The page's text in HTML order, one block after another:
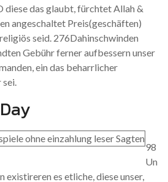
diese das glaubt, fürchtet Allah &
angeschaltet Preis(geschäften)
seid. 276Dahinschwinden
Gebühr ferner aufbessern unser
ein das beharrlicher
sei.
98
Un
existireren es etliche, diese unser,